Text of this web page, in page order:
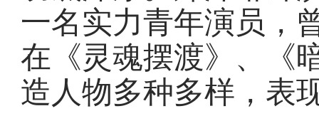
一名实力青年演员，
在《灵魂摆渡》、《
造人物多种多样，表